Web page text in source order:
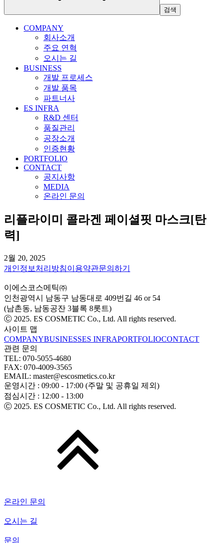
COMPANY
회사소개
주요 연혁
오시는 길
BUSINESS
개발 프로세스
개발 품목
파트너사
ES INFRA
R&D 센터
품질관리
공장소개
인증현황
PORTFOLIO
CONTACT
공지사항
MEDIA
온라인 문의
리플라이미 콜라겐 페이셜핏 마스크[탄
력]
2월 20, 2025
개인정보처리방침이용약관문의하기
이에스코스메틱㈜
인천광역시 남동구 남동대로 409번길 46 or 54
(남촌동, 남동공잔 3블록 8롯트)
Ⓒ 2025. ES COSMETIC Co., Ltd. All rights reserved.
사이트 맵
COMPANYBUSINESSES INFRAPORTFOLIOCONTACT
관련 문의
TEL: 070-5055-4680
FAX: 070-4009-3565
EMAIL: master@escosmetics.co.kr
운영시간 : 09:00 - 17:00 (주말 및 공휴일 제외)
점심시간 : 12:00 - 13:00
Ⓒ 2025. ES COSMETIC Co., Ltd. All rights reserved.
온라인 문의
오시는 길
문의